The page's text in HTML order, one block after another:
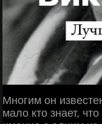
Многим он
мало кто знает,